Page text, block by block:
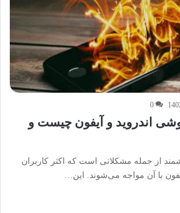
0
اندروید و آیفون چیست و
از جمله مشکلاتی است که اکثر کاربران
با آن مواجه می‌شوند. این…